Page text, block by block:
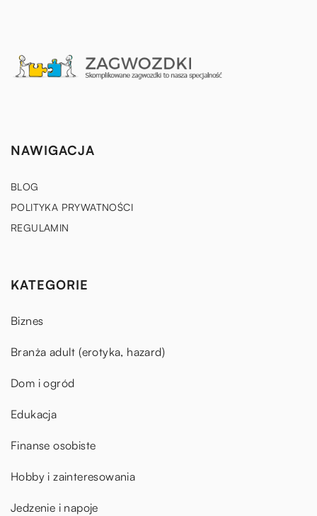
NAWIGACJA
BLOG
POLITYKA PRYWATNOŚCI
REGULAMIN
KATEGORIE
Biznes
Branża adult (erotyka, hazard)
Dom i ogród
Edukacja
Finanse osobiste
Hobby i zainteresowania
Jedzenie i napoje